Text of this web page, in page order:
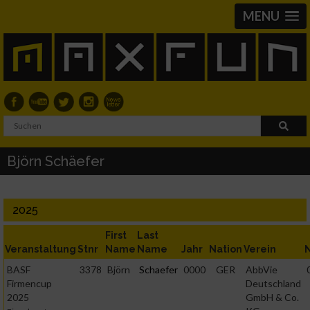
MENU
Björn Schäefer
2025
Veranstaltung Stnr
First
Name
Last
Name
Jahr NationVerein
BASF
Firmencup
2025
3378 Björn Schaefer 0000 GER
AbbVie
Deutschland
GmbH & Co.